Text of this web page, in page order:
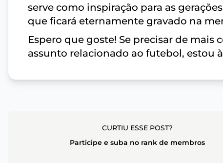
serve como inspiração para as
que ficará eternamente gravado na
Espero que goste! Se precisar de
assunto relacionado ao futebol, estou
CURTIU ESSE POST?
Participe e suba no rank de membros